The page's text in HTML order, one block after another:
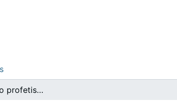
Interpretando o profetismo pentecostal sul-africano num contexto de abuso da prática religiosa